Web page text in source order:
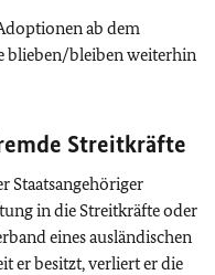
ab dem
blieben/bleiben weiterhin
Streitkräfte
Staatsangehöriger
in die Streitkräfte oder
eines ausländischen
er besitzt, verliert er die